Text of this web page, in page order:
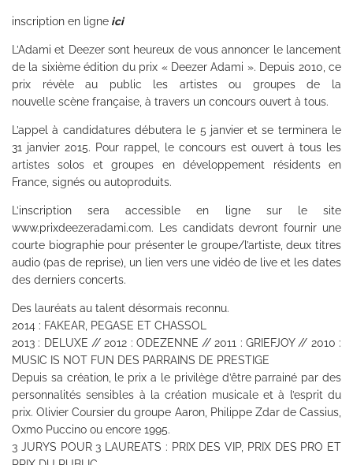
inscription en ligne ici
L’Adami et Deezer sont heureux de vous annoncer le lancement
de la sixième édition du prix « Deezer Adami ». Depuis 2010, ce
prix révèle au public les artistes ou groupes de la
nouvelle scène française, à travers un concours ouvert à tous.
L’appel à candidatures débutera le 5 janvier et se terminera le
31 janvier 2015. Pour rappel, le concours est ouvert à tous les
artistes solos et groupes en développement résidents en
France, signés ou autoproduits.
L’inscription sera accessible en ligne sur le site
www.prixdeezeradami.com. Les candidats devront fournir une
courte biographie pour présenter le groupe/l’artiste, deux titres
audio (pas de reprise), un lien vers une vidéo de live et les dates
des derniers concerts.
Des lauréats au talent désormais reconnu.
2014 : FAKEAR, PEGASE ET CHASSOL
2013 : DELUXE // 2012 : ODEZENNE // 2011 : GRIEFJOY // 2010 :
MUSIC IS NOT FUN DES PARRAINS DE PRESTIGE
Depuis sa création, le prix a le privilège d’être parrainé par des
personnalités sensibles à la création musicale et à l’esprit du
prix. Olivier Coursier du groupe Aaron, Philippe Zdar de Cassius,
Oxmo Puccino ou encore 1995.
3 JURYS POUR 3 LAUREATS : PRIX DES VIP, PRIX DES PRO ET